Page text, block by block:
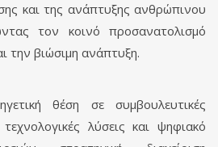
και της ανάπτυξης ανθρώπινου
τον κοινό προσανατολισμό
την βιώσιμη ανάπτυξη.
θέση σε συμβουλευτικές
λύσεις και ψηφιακό